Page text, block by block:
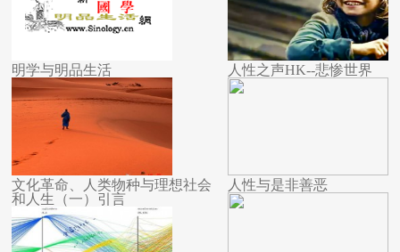
明学与明品生活
文化革命、人类物种与理想社会
和人生（一）引言
人性之声HK--悲惨世界
人性与是非善恶